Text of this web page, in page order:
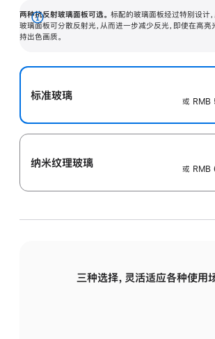
两种抗反射玻璃面板可选。 标配的玻璃面板经过特别设计
玻璃面板可分散反射光，从而进一步减少反光，即使在高
持出色画质。
展
开
标准玻璃
或 RMB
纳米纹理玻璃
或 RMB
三种选择，灵活适应各种使用